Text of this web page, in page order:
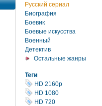
Русский сериал
Биография
Боевик
Боевые искусства
Военный
Детектив
Остальные жанры
Теги
HD 2160р
HD 1080
HD 720